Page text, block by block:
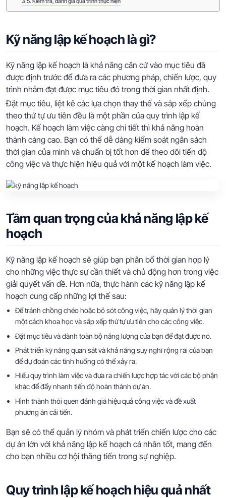
Kỹ năng lập kế hoạch là gì?
Kỹ năng lập kế hoạch là khả năng căn cứ vào mục tiêu đã
được định trước để đưa ra các phương pháp, chiến lược, quy
trình nhằm đạt được mục tiêu đó trong thời gian nhất định.
Đặt mục tiêu, liệt kê các lựa chọn thay thế và sắp xếp chúng
theo thứ tự ưu tiên đều là một phần của quy trình lập kế
hoạch. Kế hoạch làm việc càng chi tiết thì khả năng hoàn
thành càng cao. Bạn có thể dễ dàng kiểm soát ngân sách
thời gian của mình và chuẩn bị tốt hơn để theo dõi tiến độ
công việc và thực hiện hiệu quả với một kế hoạch làm việc.
Tầm quan trọng của khả năng lập kế
hoạch
Kỹ năng lập kế hoạch sẽ giúp bạn phân bổ thời gian hợp lý
cho những việc thực sự cần thiết và chủ động hơn trong việc
giải quyết vấn đề. Hơn nữa, thực hành các kỹ năng lập kế
hoạch cung cấp những lợi thế sau:
Để tránh chồng chéo hoặc bỏ sót công việc, hãy quản lý thời gian
một cách khoa học và sắp xếp thứ tự ưu tiên cho các công việc.
Đặt mục tiêu và dành toàn bộ năng lượng của bạn để đạt được nó.
Phát triển kỹ năng quan sát và khả năng suy nghĩ rộng rãi của bạn
để dự đoán các tình huống có thể xảy ra.
Hiểu quy trình làm việc và đưa ra chiến lược hợp tác với các bộ phận
khác để đẩy nhanh tiến độ hoàn thành dự án.
Hình thành thói quen đánh giá hiệu quả công việc và đề xuất
phương án cải tiến.
Bạn sẽ có thể quản lý nhóm và phát triển chiến lược cho các
dự án lớn với khả năng lập kế hoạch cá nhân tốt, mang đến
cho bạn nhiều cơ hội thăng tiến trong sự nghiệp.
Quy trình lập kế hoạch hiệu quả nhất